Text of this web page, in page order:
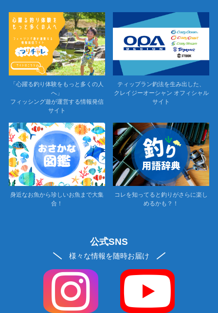
「心躍る釣り体験をもっと多くの人
へ」
フィッシング遊が運営する情報発信
サイト
ティップラン釣法を生み出した、
クレイジーオーシャン オフィシャル
サイト
身近なお魚から珍しいお魚まで大集
合！
コレを知ってると釣りがさらに楽し
めるかも？！
公式SNS
様々な情報を随時お届け